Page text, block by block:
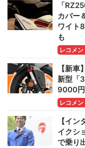
「
カバー
ワイト
も
レコメン
【新
新型「
9000
レコメン
【イ
イクシ
で乗り